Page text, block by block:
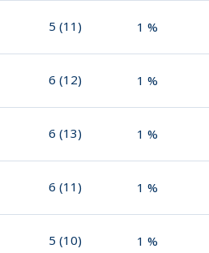
5 (11) 1 %
6 (12) 1 %
6 (13) 1 %
6 (11) 1 %
5 (10) 1 %